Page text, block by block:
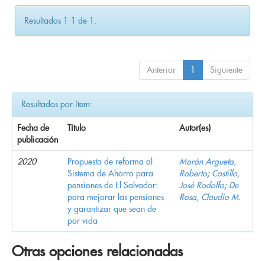
Resultados 1-1 de 1.
Anterior 1 Siguiente
Resultados por ítem:
Fecha de
publicación
Título Autor(es)
2020
Propuesta de reforma al
Sistema de Ahorro para
pensiones de El Salvador:
para mejorar las pensiones
y garantizar que sean de
por vida
Morán Argueta,
Roberto; Castillo,
José Rodolfo; De
Rosa, Claudio M.
Otras opciones relacionadas